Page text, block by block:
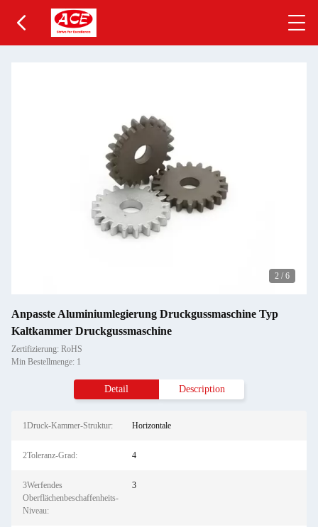
2 / 6
Anpasste Aluminiumlegierung Druckgussmaschine Typ
Kaltkammer Druckgussmaschine
Zertifizierung: RoHS
Min Bestellmenge: 1
Detail Description
1Druck-Kammer-Struktur: Horizontale
2Toleranz-Grad: 4
3Werfendes
Oberflächenbeschaffenheits-
Niveau:
3